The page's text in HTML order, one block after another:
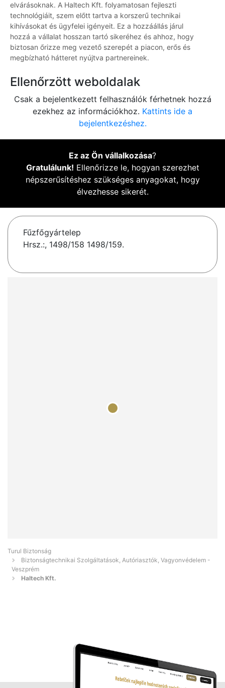
elvárásoknak. A Haltech Kft. folyamatosan fejleszti
technológiáit, szem előtt tartva a korszerű technikai
kihívásokat és ügyfelei igényeit. Ez a hozzáállás járul
hozzá a vállalat hosszan tartó sikeréhez és ahhoz, hogy
biztosan őrizze meg vezető szerepét a piacon, erős és
megbízható hátteret nyújtva partnereinek.
Ellenőrzött weboldalak
Csak a bejelentkezett felhasználók férhetnek hozzá
ezekhez az információkhoz. Kattints ide a
bejelentkezéshez.
Ez az Ön vállalkozása?
Gratulálunk! Ellenőrizze le, hogyan szerezhet
népszerűsítéshez szükséges anyagokat, hogy
élvezhesse sikerét.
Fűzfőgyártelep
Hrsz.:, 1498/158 1498/159.
Turul Biztonság
Biztonságtechnikai Szolgáltatások, Autóriasztók, Vagyonvédelem -
Veszprém
Haltech Kft.